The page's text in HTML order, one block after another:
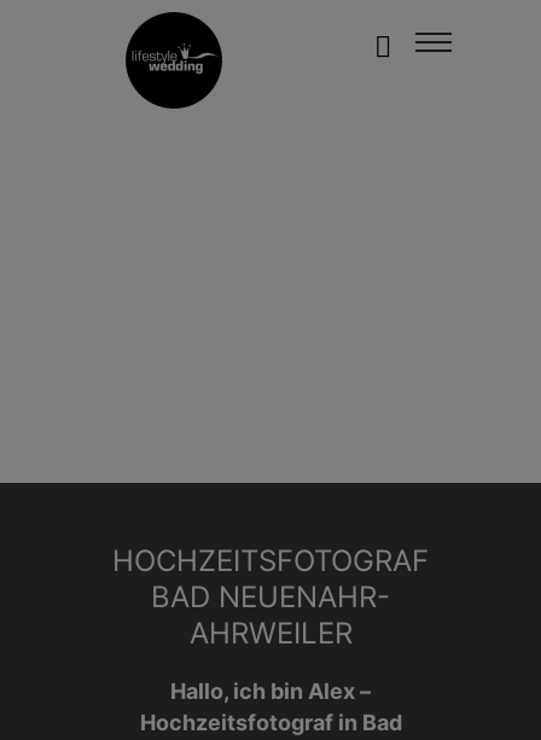
HOCHZEITSFOTOGRAF
BAD NEUENAHR-
AHRWEILER
Hallo, ich bin Alex –
Hochzeitsfotograf in Bad